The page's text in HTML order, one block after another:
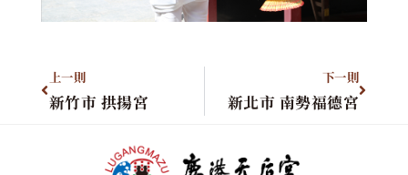
上一則
新竹市 拱揚宮
下一則
新北市 南勢福德宮